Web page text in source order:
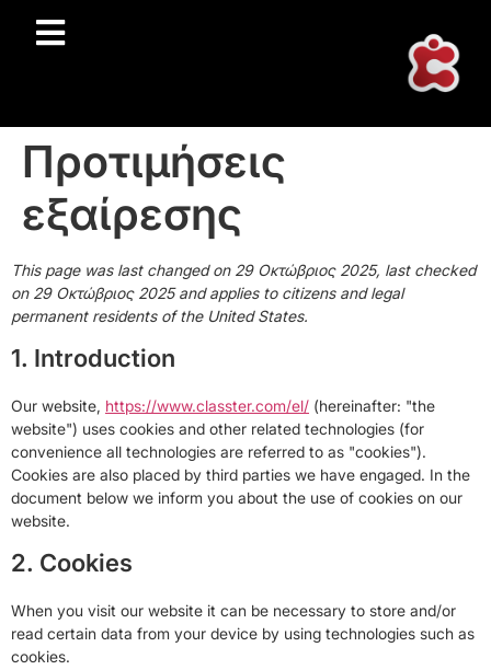
Προτιμήσεις
εξαίρεσης
This page was last changed on 29 Οκτώβριος 2025, last checked
on 29 Οκτώβριος 2025 and applies to citizens and legal
permanent residents of the United States.
1. Introduction
Our website, https://www.classter.com/el/ (hereinafter: "the
website") uses cookies and other related technologies (for
convenience all technologies are referred to as "cookies").
Cookies are also placed by third parties we have engaged. In the
document below we inform you about the use of cookies on our
website.
2. Cookies
When you visit our website it can be necessary to store and/or
read certain data from your device by using technologies such as
cookies.